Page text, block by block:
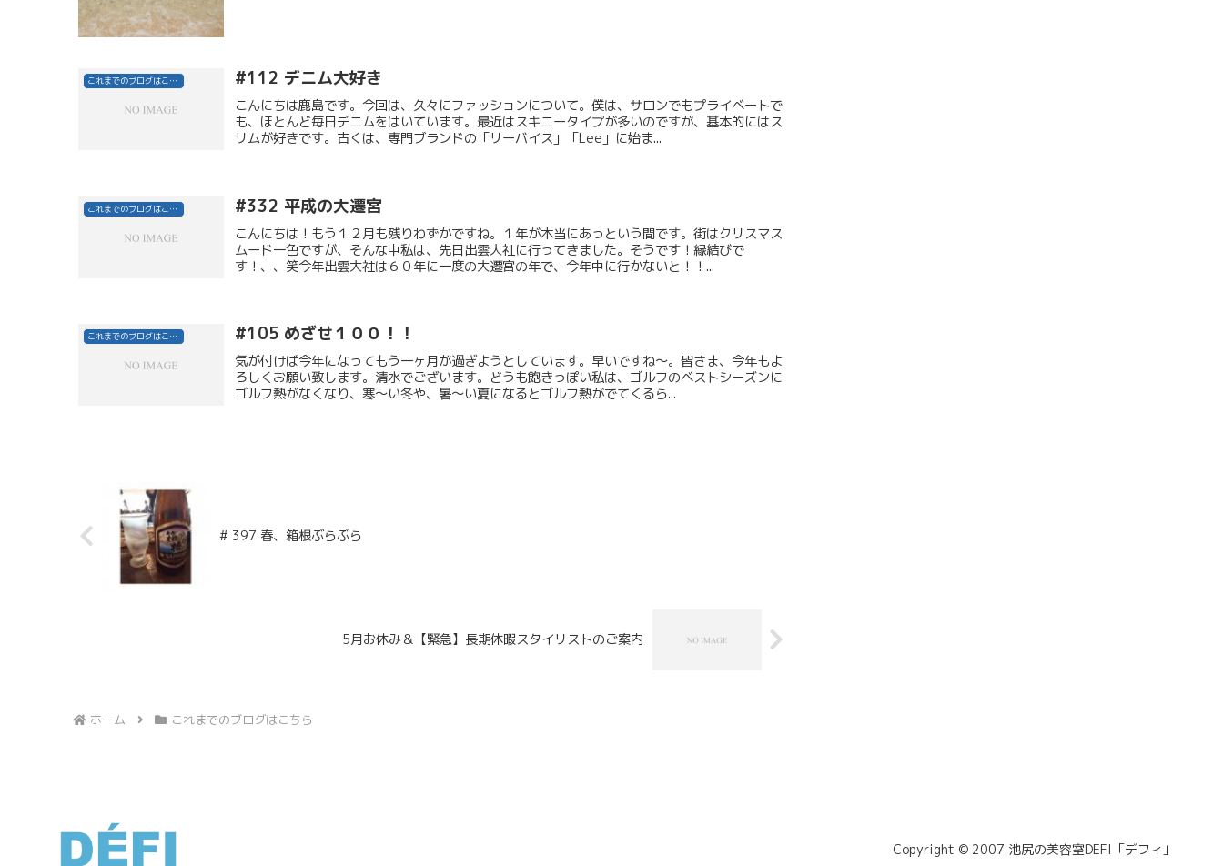
これまでのブログはこちら #112 デニム大好き
こんにちは鹿島です。今回は、久々にファッションについて。僕は、サロンでもプライベートで
も、ほとんど毎日デニムをはいています。最近はスキニータイプが多いのですが、基本的にはス
リムが好きです。古くは、専門ブランドの「リーバイス」「Lee」に始ま...
これまでのブログはこちら #332 平成の大遷宮
こんにちは！もう１２月も残りわずかですね。１年が本当にあっという間です。街はクリスマス
ムード一色ですが、そんな中私は、先日出雲大社に行ってきました。そうです！縁結びで
す！、、笑今年出雲大社は６０年に一度の大遷宮の年で、今年中に行かないと！！...
これまでのブログはこちら #105 めざせ１００！！
気が付けば今年になってもう一ヶ月が過ぎようとしています。早いですね～。皆さま、今年もよ
ろしくお願い致します。清水でございます。どうも飽きっぽい私は、ゴルフのベストシーズンに
ゴルフ熱がなくなり、寒～い冬や、暑～い夏になるとゴルフ熱がでてくるら...
# 397 春、箱根ぶらぶら
5月お休み＆【緊急】長期休暇スタイリストのご案内
ホーム これまでのブログはこちら
Copyright © 2007 池尻の美容室DEFI「デフィ」